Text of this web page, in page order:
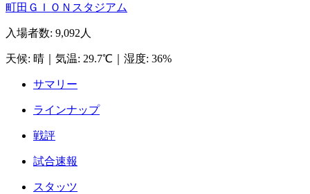
町田ＧＩＯＮスタジアム
入場者数: 9,092人
天候: 晴 気温: 29.7℃ 湿度: 36%
サマリー
ラインナップ
戦評
試合速報
スタッツ